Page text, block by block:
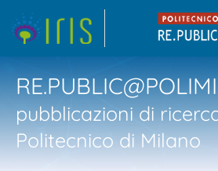
RE.PUBLIC@POLIMI
pubblicazioni di
Politecnico di Milano